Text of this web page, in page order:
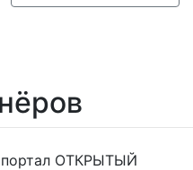
портал ОТКРЫТЫЙ